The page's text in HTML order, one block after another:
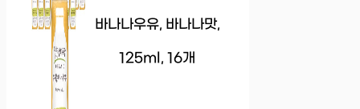
바나나우유, 바나나맛,
125ml, 16개